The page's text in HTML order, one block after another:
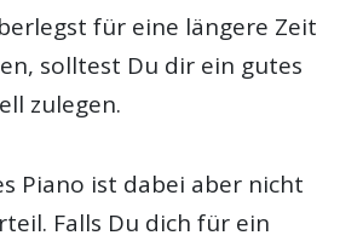
für eine längere Zeit
solltest Du dir ein gutes
zulegen.
Piano ist dabei aber nicht
Falls Du dich für ein